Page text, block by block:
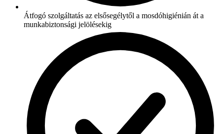
Átfogó szolgáltatás az elsősegélytől a mosdóhigiénián át a
munkabiztonsági jelölésekig